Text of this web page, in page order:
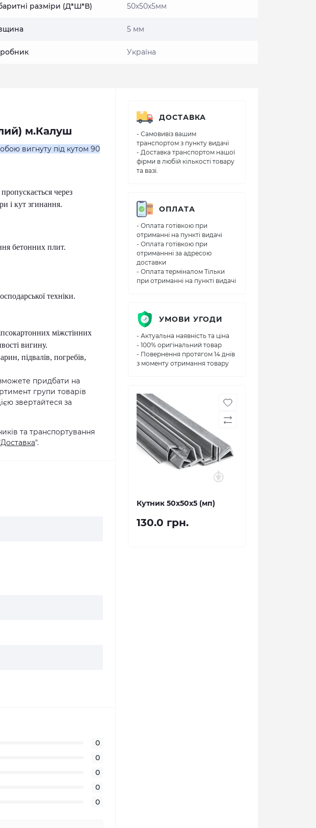
разміри (Д*Ш*В) 50х50х5мм
5 мм
Україна
м.Калуш
вигнуту під кутом 90
через
і кут згинання.
бетонних плит.
техніки.
міжстінних
вигину.
підвалів, погребів,
придбати на
групи товарів
звертайтеся за
та транспортування
Доставка".
0
0
0
0
0
ДОСТАВКА
- Самовивіз вашим
транспортом з пункту видачі
- Доставка транспортом нашої
фірми в любій кількості товару
та вазі.
ОПЛАТА
- Оплата готівкою при
отриманні на пункті видачі
- Оплата готівкою при
отриманнні за адресою
доставки
- Оплата терміналом Тільки
при отриманні на пункті видачі
УМОВИ УГОДИ
- Актуальна наявність та ціна
- 100% оригінальний товар
- Повернення протягом 14 днів
з моменту отримання товару
Кутник 50х50х5 (мп)
130.0 грн.